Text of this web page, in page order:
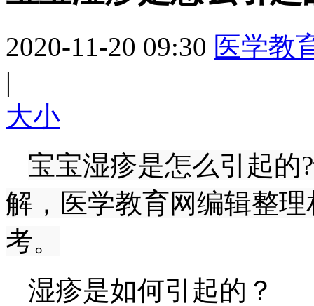
2020-11-20 09:30 医学教
|
大小
宝宝湿疹是怎么引起的
解，医学教育网编辑整
考。
湿疹是如何引起的？